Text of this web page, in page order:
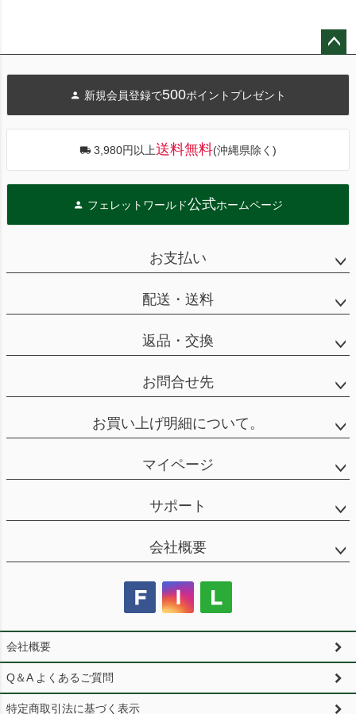
へ
新規会員登録で500ポイントプレゼント
3,980円以上送料無料(沖縄県除く)
フェレットワールド公式ホームページ
お支払い
配送・送料
返品・交換
お問合せ先
お買い上げ明細について。
マイページ
サポート
会社概要
会社概要
Q＆A よくあるご質問
特定商取引法に基づく表示